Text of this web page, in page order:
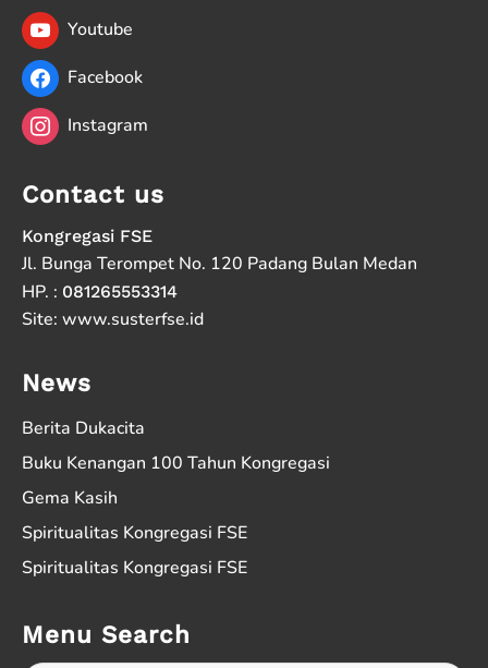
Youtube
Facebook
Instagram
Contact us
Kongregasi FSE
Jl. Bunga Terompet No. 120 Padang Bulan Medan
HP. : 081265553314
Site: www.susterfse.id
News
Berita Dukacita
Buku Kenangan 100 Tahun Kongregasi
Gema Kasih
Spiritualitas Kongregasi FSE
Spiritualitas Kongregasi FSE
Menu Search